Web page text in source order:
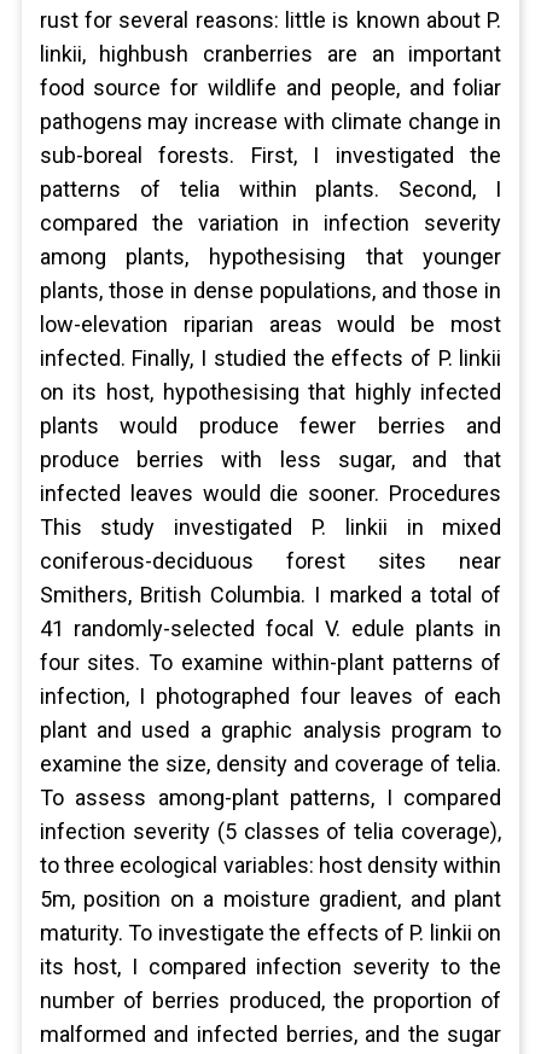
rust for several reasons: little is known about P.
linkii, highbush cranberries are an important
food source for wildlife and people, and foliar
pathogens may increase with climate change in
sub-boreal forests. First, I investigated the
patterns of telia within plants. Second, I
compared the variation in infection severity
among plants, hypothesising that younger
plants, those in dense populations, and those in
low-elevation riparian areas would be most
infected. Finally, I studied the effects of P. linkii
on its host, hypothesising that highly infected
plants would produce fewer berries and
produce berries with less sugar, and that
infected leaves would die sooner. Procedures
This study investigated P. linkii in mixed
coniferous-deciduous forest sites near
Smithers, British Columbia. I marked a total of
41 randomly-selected focal V. edule plants in
four sites. To examine within-plant patterns of
infection, I photographed four leaves of each
plant and used a graphic analysis program to
examine the size, density and coverage of telia.
To assess among-plant patterns, I compared
infection severity (5 classes of telia coverage),
to three ecological variables: host density within
5m, position on a moisture gradient, and plant
maturity. To investigate the effects of P. linkii on
its host, I compared infection severity to the
number of berries produced, the proportion of
malformed and infected berries, and the sugar